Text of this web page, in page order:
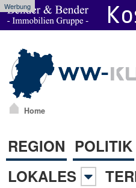
Werbung
Home
REGION POLITIK
LOKALES